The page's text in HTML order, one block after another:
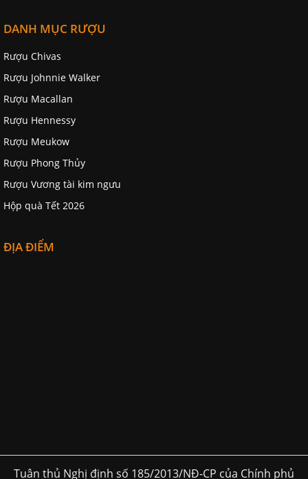
DANH MỤC RƯỢU
Rượu Chivas
Rượu Johnnie Walker
Rượu Macallan
Rượu Hennessy
Rượu Meukow
Rượu Phong Thủy
Rượu Vương tài kim ngưu
Hộp quà Tết 2026
ĐỊA ĐIỂM
Tuân thủ Nghị định số 185/2013/NĐ-CP của Chính phủ